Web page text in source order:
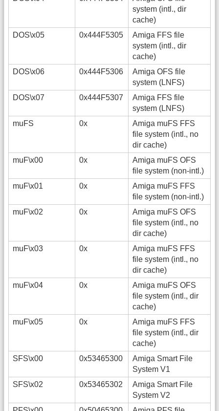
system (intl., dir
cache)
DOS\x05
0x444F5305
Amiga FFS file
system (intl., dir
cache)
DOS\x06
0x444F5306
Amiga OFS file
system (LNFS)
DOS\x07
0x444F5307
Amiga FFS file
system (LNFS)
muFS
0x
Amiga muFS FFS
file system (intl., no
dir cache)
muF\x00
0x
Amiga muFS OFS
file system (non-intl.)
muF\x01
0x
Amiga muFS FFS
file system (non-intl.)
muF\x02
0x
Amiga muFS OFS
file system (intl., no
dir cache)
muF\x03
0x
Amiga muFS FFS
file system (intl., no
dir cache)
muF\x04
0x
Amiga muFS OFS
file system (intl., dir
cache)
muF\x05
0x
Amiga muFS FFS
file system (intl., dir
cache)
SFS\x00
0x53465300
Amiga Smart File
System V1
SFS\x02
0x53465302
Amiga Smart File
System V2